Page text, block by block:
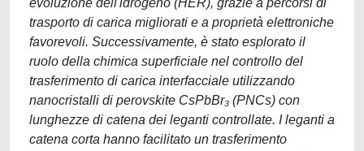
evoluzione dell'idrogeno (HER), grazie a percorsi di
trasporto di carica migliorati e a proprietà elettroniche
favorevoli. Successivamente, è stato esplorato il
ruolo della chimica superficiale nel controllo del
trasferimento di carica interfacciale utilizzando
nanocristalli di perovskite CsPbBr₃ (PNCs) con
lunghezze di catena dei leganti controllate. I leganti a
catena corta hanno facilitato un trasferimento